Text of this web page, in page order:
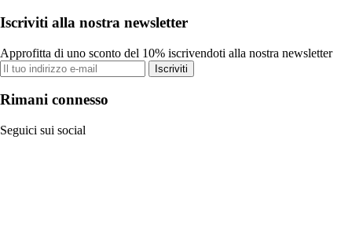
Iscriviti alla nostra newsletter
Approfitta di uno sconto del 10% iscrivendoti alla nostra newsletter
Iscriviti
Rimani connesso
Seguici sui social